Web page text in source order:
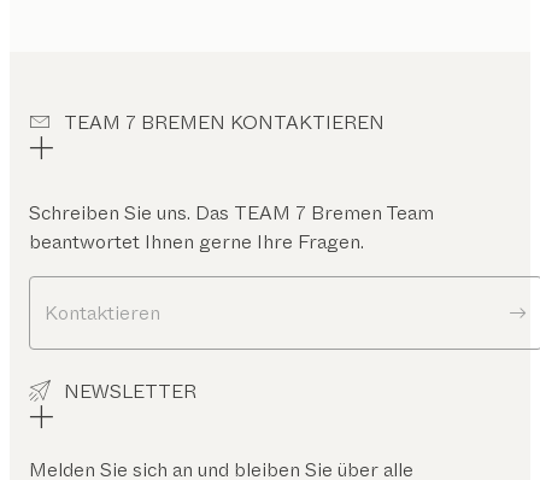
TEAM 7 BREMEN KONTAKTIEREN
Schreiben Sie uns. Das TEAM 7 Bremen Team
beantwortet Ihnen gerne Ihre Fragen.
Kontaktieren
NEWSLETTER
Melden Sie sich an und bleiben Sie über alle